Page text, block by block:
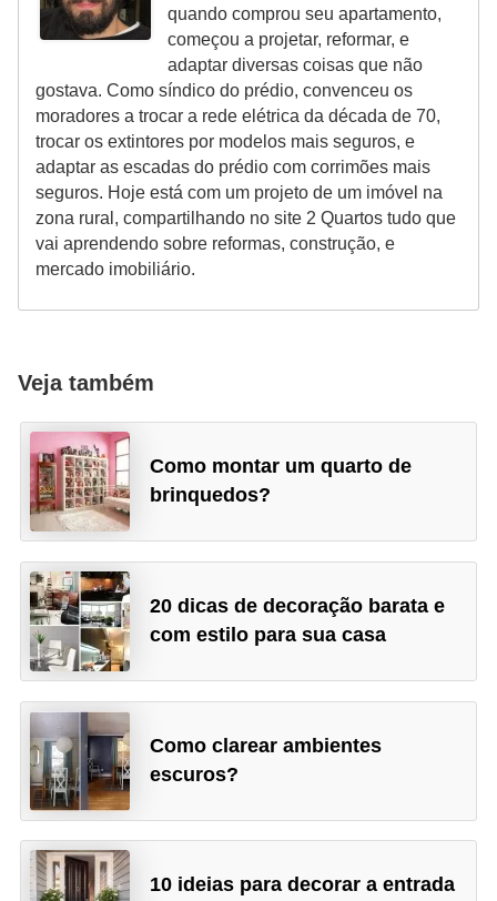
quando comprou seu apartamento,
começou a projetar, reformar, e
adaptar diversas coisas que não
gostava. Como síndico do prédio, convenceu os
moradores a trocar a rede elétrica da década de 70,
trocar os extintores por modelos mais seguros, e
adaptar as escadas do prédio com corrimões mais
seguros. Hoje está com um projeto de um imóvel na
zona rural, compartilhando no site 2 Quartos tudo que
vai aprendendo sobre reformas, construção, e
mercado imobiliário.
Veja também
Como montar um quarto de
brinquedos?
20 dicas de decoração barata e
com estilo para sua casa
Como clarear ambientes
escuros?
10 ideias para decorar a entrada